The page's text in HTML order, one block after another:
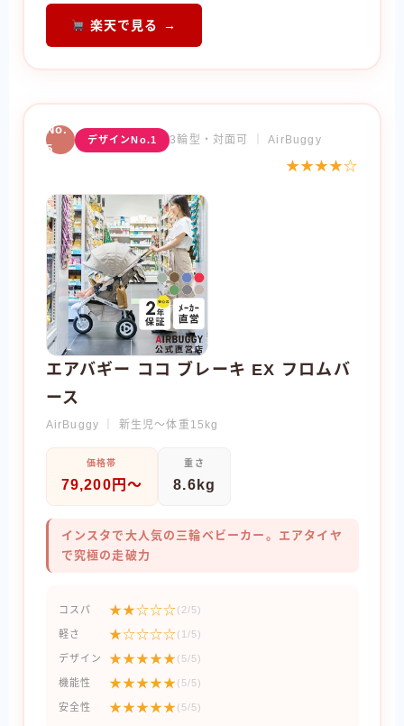
楽天で見る →
No.
5
デザインNo.1 3輪型・対面可 ｜ AirBuggy
★★★★☆
エアバギー ココ ブレーキ EX フロムバ
ース
AirBuggy ｜ 新生児〜体重15kg
価格帯
79,200円〜
重さ
8.6kg
インスタで大人気の三輪ベビーカー。エアタイヤ
で究極の走破力
コスパ ★★☆☆☆(2/5)
軽さ ★☆☆☆☆(1/5)
デザイン ★★★★★ (5/5)
機能性 ★★★★★ (5/5)
安全性 ★★★★★ (5/5)